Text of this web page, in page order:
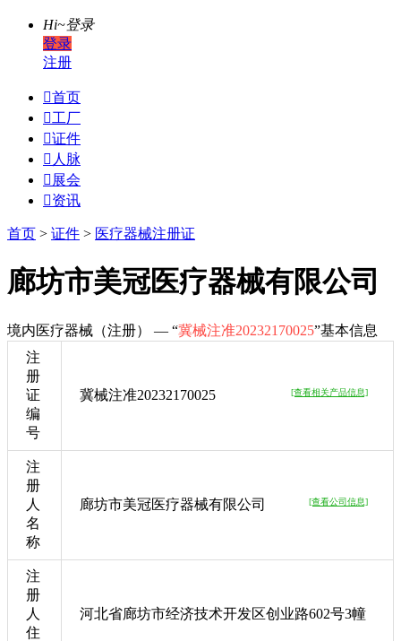
Hi~登录
登录
注册
首页
工厂
证件
 人脉
 展会
资讯
首页 > 证件 > 医疗器械注册证
廊坊市美冠医疗器械有限公司
境内医疗器械（注册） — “冀械注准20232170025”基本信息
注
册
证
编
号
冀械注准20232170025 [查看相关产品信息]
注
册
人
名
称
廊坊市美冠医疗器械有限公司 [查看公司信息]
注
册
人
住
河北省廊坊市经济技术开发区创业路602号3幢